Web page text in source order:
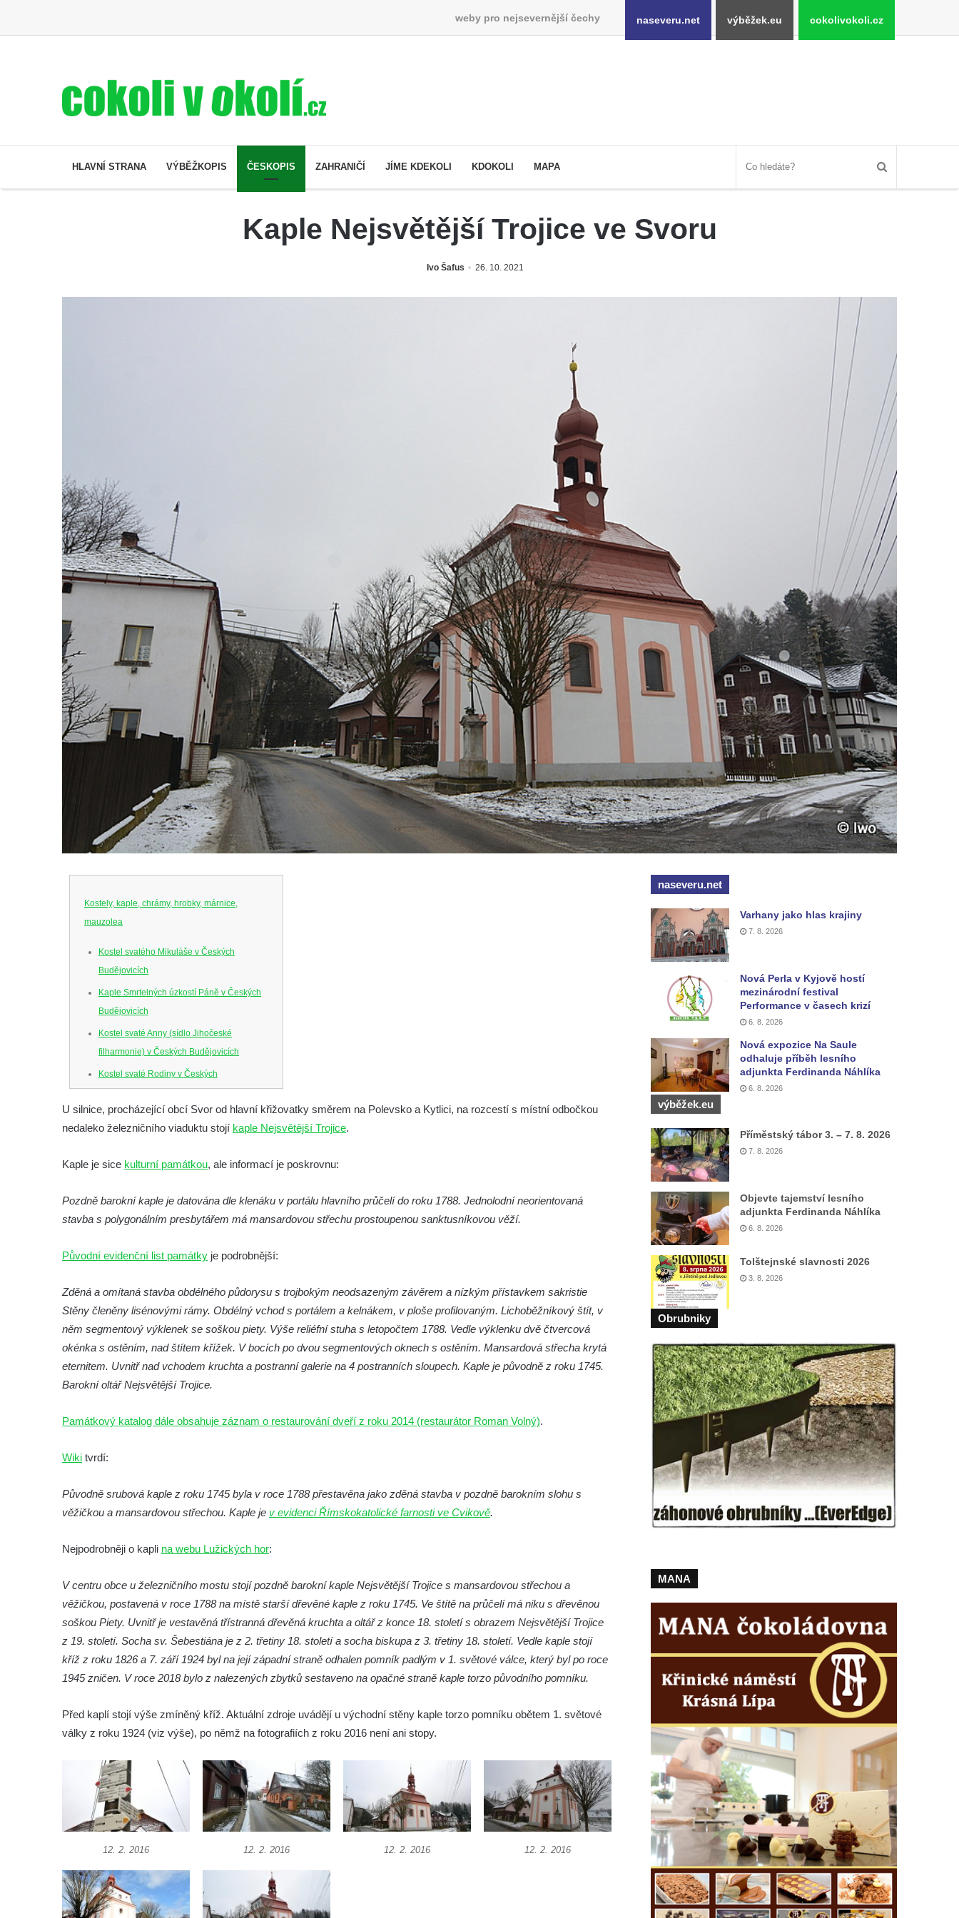
weby pro nejsevernější čechy naseveru.net výběžek.eu cokolivokoli.cz
HLAVNÍ STRANA VÝBĚŽKOPIS ČESKOPIS ZAHRANIČÍ JÍME KDEKOLI KDOKOLI MAPA
Kaple Nejsvětější Trojice ve Svoru
Ivo Šafus 26. 10. 2021
Kostely, kaple, chrámy, hrobky, márnice,
mauzolea
Kostel svatého Mikuláše v Českých
Budějovicích
Kaple Smrtelných úzkostí Páně v Českých
Budějovicích
Kostel svaté Anny (sídlo Jihočeské
filharmonie) v Českých Budějovicích
Kostel svaté Rodiny v Českých
Budějovicích
Kostel Obětování Panny Marie u kláštera
dominikánů v Českých Budějovicích
Dělnická v Kamenném Újezdě
Bývalý kostel svatých Filipa a Jakuba na
Kaple na hřbitově ve Velešíně
Poutní areál Římov
Kostel svatého Ducha v poutním areálu
Římov
Křížová cesta Římov – XXV. kaple – Boží
Křížová cesta Římov – XXIV. kaple – Pieta
Křížová cesta Římov – XXII. kaple – Šimon
Cyrénský pomáhá Ježíši nést kříž
Popravní brána
Veronika potkává Ježíše a utírá mu do své
roušky pot z tváře
Křížová cesta Římov – XIX. kaple – Kristus
kříž nesoucí potkává Pannu Marii
Křížová cesta Římov – XVIII. kaple – Na
Křížová cesta Římov – XVII. kaple – Velký
Pilát
Herodesa
Křížová cesta Římov – XV. kaple – Malý
Pilát
Křížová cesta Římov – XIV. kaple – U
Kaifáše (U Děvečky)
Křížová cesta Římov – XIII. kaple – U
Annáše (U Kaifáše)
U silnice, procházející obcí Svor od hlavní křižovatky směrem na Polevsko a Kytlici, na rozcestí s místní odbočkou
nedaleko železničního viaduktu stojí kaple Nejsvětější Trojice.
Kaple je sice kulturní památkou, ale informací je poskrovnu:
Pozdně barokní kaple je datována dle klenáku v portálu hlavního průčelí do roku 1788. Jednolodní neorientovaná
stavba s polygonálním presbytářem má mansardovou střechu prostoupenou sanktusníkovou věží.
Původní evidenční list památky je podrobnější:
Zděná a omítaná stavba obdélného půdorysu s trojbokým neodsazeným závěrem a nízkým přístavkem sakristie
Stěny členěny lisénovými rámy. Obdélný vchod s portálem a kelnákem, v ploše profilovaným. Lichoběžníkový štít, v
něm segmentový výklenek se soškou piety. Výše reliéfní stuha s letopočtem 1788. Vedle výklenku dvě čtvercová
okénka s ostěním, nad štítem křížek. V bocích po dvou segmentových oknech s ostěním. Mansardová střecha krytá
eternitem. Uvnitř nad vchodem kruchta a postranní galerie na 4 postranních sloupech. Kaple je původně z roku 1745.
Barokní oltář Nejsvětější Trojice.
Památkový katalog dále obsahuje záznam o restaurování dveří z roku 2014 (restaurátor Roman Volný).
Wiki tvrdí:
Původně srubová kaple z roku 1745 byla v roce 1788 přestavěna jako zděná stavba v pozdně barokním slohu s
věžičkou a mansardovou střechou. Kaple je v evidenci Římskokatolické farnosti ve Cvikově.
Nejpodrobněji o kapli na webu Lužických hor:
V centru obce u železničního mostu stojí pozdně barokní kaple Nejsvětější Trojice s mansardovou střechou a
věžičkou, postavená v roce 1788 na místě starší dřevěné kaple z roku 1745. Ve štítě na průčelí má niku s dřevěnou
soškou Piety. Uvnitř je vestavěná třístranná dřevěná kruchta a oltář z konce 18. století s obrazem Nejsvětější Trojice
z 19. století. Socha sv. Šebestiána je z 2. třetiny 18. století a socha biskupa z 3. třetiny 18. století. Vedle kaple stojí
kříž z roku 1826 a 7. září 1924 byl na její západní straně odhalen pomník padlým v 1. světové válce, který byl po roce
1945 zničen. V roce 2018 bylo z nalezených zbytků sestaveno na opačné straně kaple torzo původního pomníku.
Před kaplí stojí výše zmíněný kříž. Aktuální zdroje uvádějí u východní stěny kaple torzo pomníku obětem 1. světové
války z roku 1924 (viz výše), po němž na fotografiích z roku 2016 není ani stopy.
12. 2. 2016 12. 2. 2016 12. 2. 2016 12. 2. 2016
naseveru.net
Varhany jako hlas krajiny
7. 8. 2026
Nová Perla v Kyjově hostí
mezinárodní festival
Performance v časech krizí
6. 8. 2026
Nová expozice Na Saule
odhaluje příběh lesního
adjunkta Ferdinanda Náhlíka
6. 8. 2026
výběžek.eu
Příměstský tábor 3. – 7. 8. 2026
7. 8. 2026
Objevte tajemství lesního
adjunkta Ferdinanda Náhlíka
6. 8. 2026
Tolštejnské slavnosti 2026
3. 8. 2026
Obrubniky
MANA